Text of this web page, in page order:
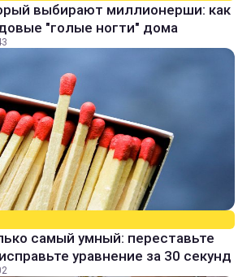
выбирают миллионерши: как
"голые ногти" дома
самый умный: переставьте
уравнение за 30 секунд